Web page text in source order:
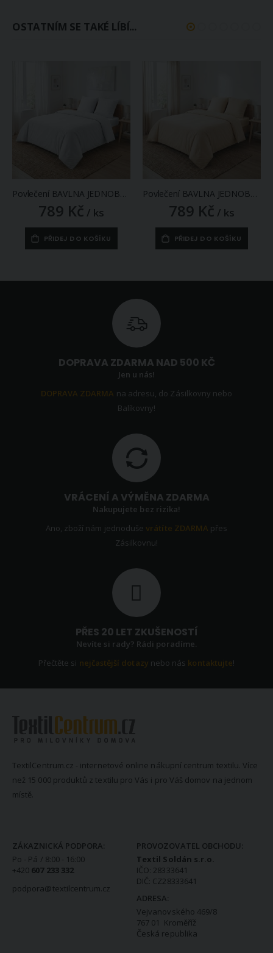
OSTATNÍM SE TAKÉ LÍBÍ...
Povlečení BAVLNA JEDNOBAREVNÉ, bílá, bavlna hladká, 140x200cm + 70x90cm
789 Kč / ks
PŘIDEJ DO KOŠÍKU
Povlečení BAVLNA JEDNOBAREVNÉ, bílá káva, bavlna hladká, 140x200cm + 70x90cm
789 Kč / ks
PŘIDEJ DO KOŠÍKU
DOPRAVA ZDARMA NAD 500 KČ
Jen u nás!
DOPRAVA ZDARMA na adresu, do Zásilkovny nebo
Balíkovny!
VRÁCENÍ A VÝMĚNA ZDARMA
Nakupujete bez rizika!
Ano, zboží nám jednoduševrátíte ZDARMA přes
Zásilkovnu!
PŘES 20 LET ZKUŠENOSTÍ
Nevíte si rady? Rádi poradíme.
Přečtěte si nejčastější dotazy nebo nás kontaktujte!
TextilCentrum.cz - internetové online nákupní centrum textilu. Více
než 15 000 produktů z textilu pro Vás i pro Váš domov na jednom
místě.
ZÁKAZNICKÁ PODPORA:
Po - Pá / 8:00 - 16:00
+420 607 233 332
podpora@textilcentrum.cz
PROVOZOVATEL OBCHODU:
Textil Soldán s.r.o.
IČO: 28333641
DIČ: CZ28333641
ADRESA:
Vejvanovského 469/8
767 01 Kroměříž
Česká republika